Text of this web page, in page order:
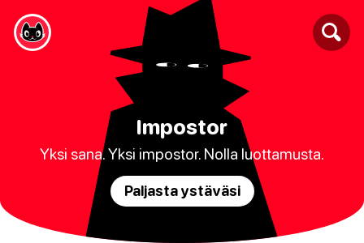
Impostor
Yksi sana. Yksi impostor. Nolla luottamusta.
Paljasta ystäväsi